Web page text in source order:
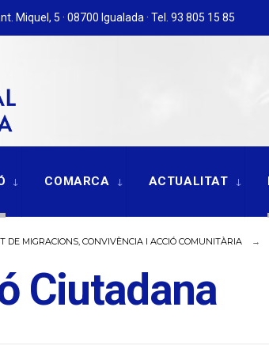
Miquel, 5 · 08700 Igualada · Tel. 93 805 15 85
COMARCA ACTUALITAT
DE MIGRACIONS, CONVIVÈNCIA I ACCIÓ COMUNITÀRIA
Ciutadana